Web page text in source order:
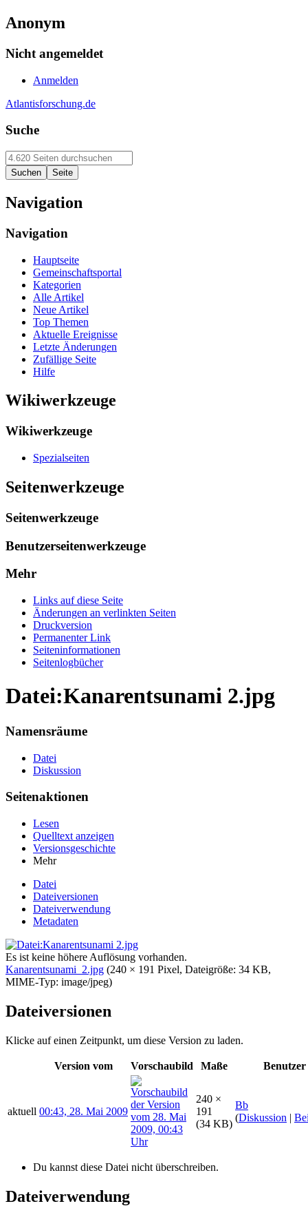
Anonym
Nicht angemeldet
Anmelden
Atlantisforschung.de
Suche
Navigation
Navigation
Hauptseite
Gemeinschaftsportal
Kategorien
Alle Artikel
Neue Artikel
Top Themen
Aktuelle Ereignisse
Letzte Änderungen
Zufällige Seite
Hilfe
Wikiwerkzeuge
Wikiwerkzeuge
Spezialseiten
Seitenwerkzeuge
Seitenwerkzeuge
Benutzerseitenwerkzeuge
Mehr
Links auf diese Seite
Änderungen an verlinkten Seiten
Druckversion
Permanenter Link
Seiten­informationen
Seitenlogbücher
Datei:Kanarentsunami 2.jpg
Namensräume
Datei
Diskussion
Seitenaktionen
Lesen
Quelltext anzeigen
Versionsgeschichte
Mehr
Datei
Dateiversionen
Dateiverwendung
Metadaten
Es ist keine höhere Auflösung vorhanden.
Kanarentsunami_2.jpg (240 × 191 Pixel, Dateigröße: 34 KB,
MIME-Typ: image/jpeg)
Dateiversionen
Klicke auf einen Zeitpunkt, um diese Version zu laden.
Version vom Vorschaubild Maße Benutzer
aktuell 00:43, 28. Mai 2009
240 ×
191
(34 KB)
Bb
(Diskussion |
Du kannst diese Datei nicht überschreiben.
Dateiverwendung